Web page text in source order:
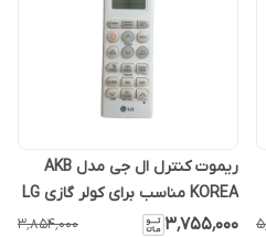
ریموت کنترل ال جی مدل AKB
KOREA مناسب برای کولر گازی LG
۳٬۷۵۵٬۰۰۰ ۳٬۸۵۴٬۰۰۰